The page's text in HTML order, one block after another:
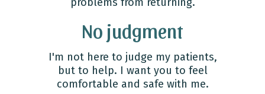
No judgment
I'm not here to judge my patients,
but to help. I want you to feel
comfortable and safe with me.